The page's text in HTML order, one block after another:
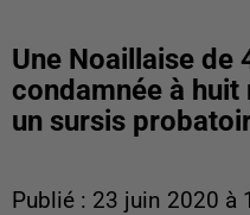
Une Noaillaise de
condamnée à
un sursis
Publié : 23 juin 2020 à